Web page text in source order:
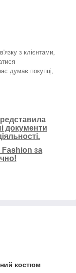
з клієнтами,
думає покупці,
документи
Fashion за
костюм